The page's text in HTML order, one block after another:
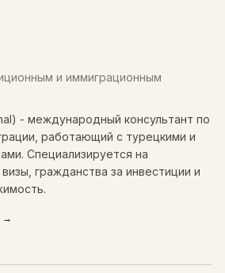
и иммиграционным
- международный консультант по
работающий с турецкими и
Специализируется на
гражданства за инвестиции и
→